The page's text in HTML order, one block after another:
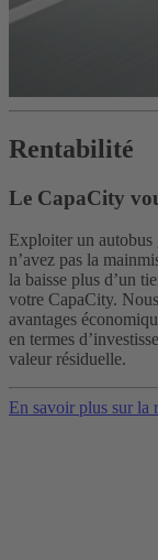
Rentabilité
Le CapaCity
Exploiter un autobus
n’avez pas la
la baisse plus d’un
votre CapaCity.
avantages
en termes
valeur résiduelle.
En savoir plus sur la